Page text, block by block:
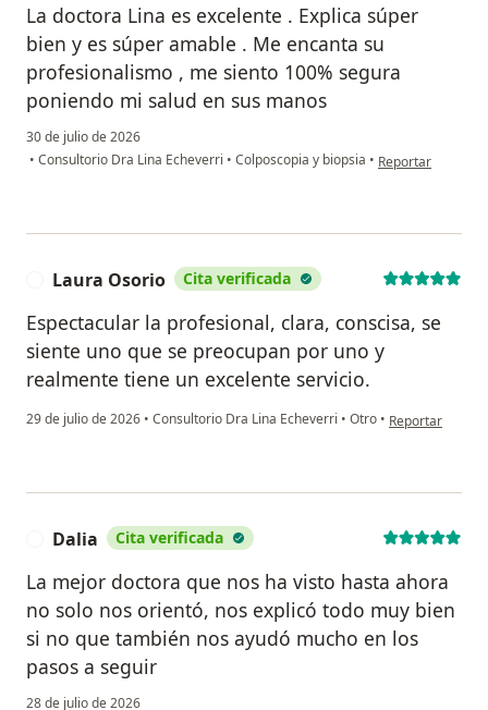
La doctora Lina es excelente . Explica súper
bien y es súper amable . Me encanta su
profesionalismo , me siento 100% segura
poniendo mi salud en sus manos
30 de julio de 2026
• Consultorio Dra Lina Echeverri • Colposcopia y biopsia • en opinión del
Reportar
Laura Osorio Cita verificada
Espectacular la profesional, clara, conscisa, se
siente uno que se preocupan por uno y
realmente tiene un excelente servicio.
29 de julio de 2026 • Consultorio Dra Lina Echeverri • Otro • en opinión del
Reportar
Dalia Cita verificada
La mejor doctora que nos ha visto hasta ahora
no solo nos orientó, nos explicó todo muy bien
si no que también nos ayudó mucho en los
pasos a seguir
28 de julio de 2026